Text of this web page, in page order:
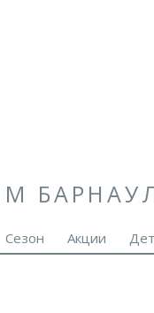
Сезон Акции